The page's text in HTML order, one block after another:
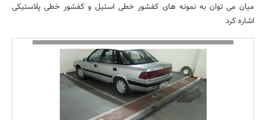
مسکن و ساختمان
میان می توان به نمونه های کفشور خطی استیل و کفشور خطی پلاستیکی
اشاره کرد